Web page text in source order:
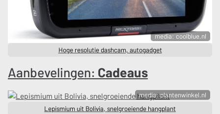
media: coolblue.nl
Hoge resolutie dashcam, autogadget
Aanbevelingen: Cadeaus
media: plantenwinkel.nl
Lepismium uit Bolivia, snelgroeiende hangplant